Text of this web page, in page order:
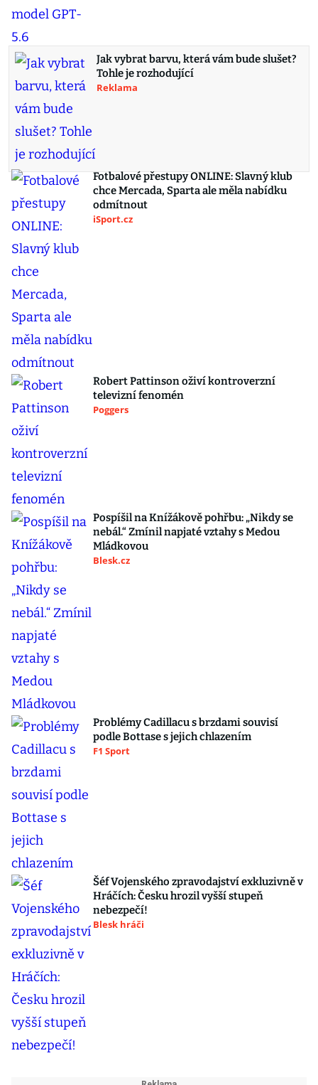
Jak vybrat barvu, která vám bude slušet?
Tohle je rozhodující
Reklama
Fotbalové přestupy ONLINE: Slavný klub
chce Mercada, Sparta ale měla nabídku
odmítnout
iSport.cz
Robert Pattinson oživí kontroverzní
televizní fenomén
Poggers
Pospíšil na Knížákově pohřbu: „Nikdy se
nebál.“ Zmínil napjaté vztahy s Medou
Mládkovou
Blesk.cz
Problémy Cadillacu s brzdami souvisí
podle Bottase s jejich chlazením
F1 Sport
Šéf Vojenského zpravodajství exkluzivně v
Hráčích: Česku hrozil vyšší stupeň
nebezpečí!
Blesk hráči